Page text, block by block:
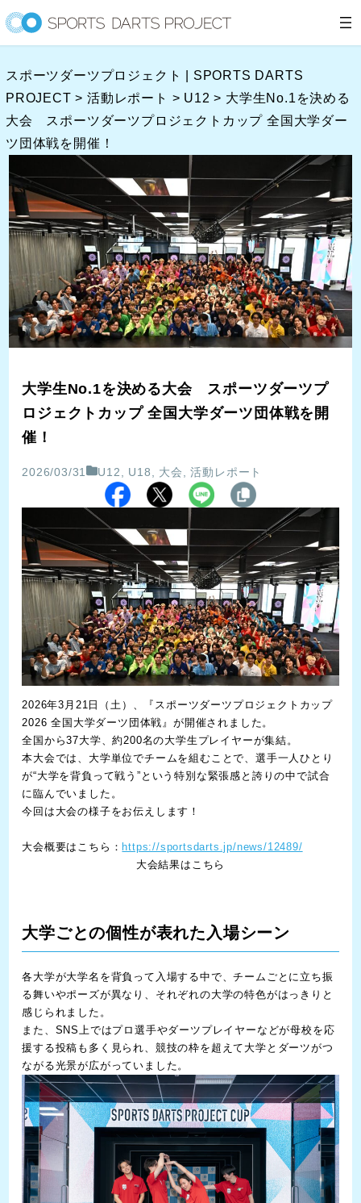
内
容
ス
キ
ッ
プ
スポーツダーツプロジェクト | SPORTS DARTS
PROJECT >活動レポート > U12 > 大学生No.1を決める
大会 スポーツダーツプロジェクトカップ 全国大学ダー
ツ団体戦を開催！
大学生No.1を決める大会 スポーツダーツプ
ロジェクトカップ 全国大学ダーツ団体戦を開
催！
2026/03/31 U12 U18 大会 ,活動レポート
2026年3月21日（土）、『スポーツダーツプロジェクトカップ
2026 全国大学ダーツ団体戦』が開催されました。
全国から37大学、約200名の大学生プレイヤーが集結。
本大会では、大学単位でチームを組むことで、選手一人ひとり
が“大学を背負って戦う”という特別な緊張感と誇りの中で試合
に臨んでいました。
今回は大会の様子をお伝えします！
大会概要はこちら ： https://sportsdarts.jp/news/12489/
大会結果はこちら
大学ごとの個性が表れた入場シーン
各大学が大学名を背負って入場する中で、チームごとに立ち振
る舞いやポーズが異なり、それぞれの大学の特色がはっきりと
感じられました。
また、SNS上ではプロ選手やダーツプレイヤーなどが母校を応
援する投稿も多く見られ、競技の枠を超えて大学とダーツがつ
ながる光景が広がっていました。